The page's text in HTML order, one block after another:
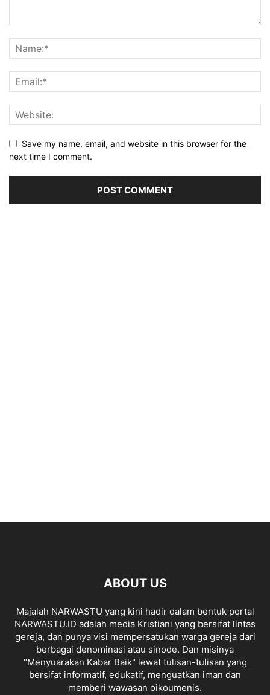
Save my name, email, and website in this browser for the
next time I comment.
ABOUT US
Majalah NARWASTU yang kini hadir dalam bentuk portal
NARWASTU.ID adalah media Kristiani yang bersifat lintas
gereja, dan punya visi mempersatukan warga gereja dari
berbagai denominasi atau sinode. Dan misinya
"Menyuarakan Kabar Baik" lewat tulisan-tulisan yang
bersifat informatif, edukatif, menguatkan iman dan
memberi wawasan oikoumenis.